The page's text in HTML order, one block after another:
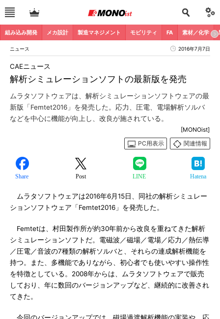
組み込み開発 メカ設計 製造マネジメント モビリティ FA 素材／化学
ニュース 2016年7月7日
解析シミュレーションソフトの最新版を発売
CAEニュース
ムラタソフトウェアは、解析シミュレーションソフトウェアの最
新版「Femtet2016」を発売した。応力、圧電、電場解析ソルバ
などを中心に機能が向上し、改良が施されている。
[MONOist]
PC用表示
関連情報
Share Post LINE Hatena
ムラタソフトウェアは2016年6月15日、同社の解析シミュレー
ションソフトウェア「Femtet2016」を発売した。
Femtetは、村田製作所が約30年前から改良を重ねてきた解析
シミュレーションソフトだ。電磁波／磁場／電場／応力／熱伝導
／圧電／音波の7種類の解析ソルバと、それらの連成解析機能を
持つ。また、多機能でありながら、初心者でも使いやすい操作性
を特徴としている。2008年からは、ムラタソフトウェアで販売
しており、年に数回のバージョンアップなど、継続的に改善され
てきた。